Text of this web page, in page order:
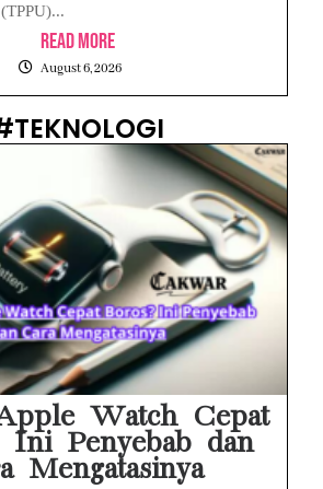
Read More
August 6, 2026
Watch Cepat
Ini Penyebab dan
Mengatasinya